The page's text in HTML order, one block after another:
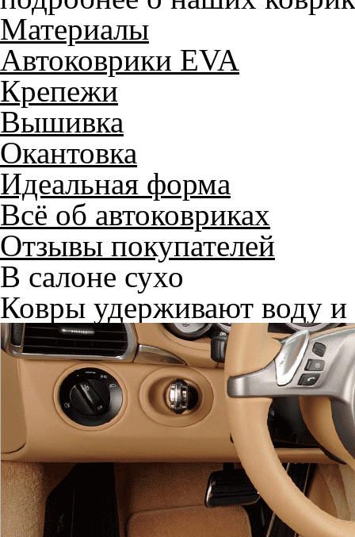
Материалы
Автоковрики EVA
Крепежи
Вышивка
Окантовка
Идеальная форма
Всё об автоковриках
Отзывы покупателей
В салоне сухо
Ковры удерживают воду и